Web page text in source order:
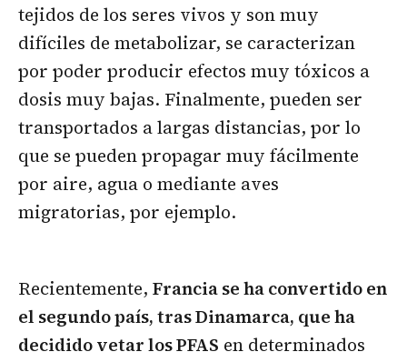
tejidos de los seres vivos y son muy
difíciles de metabolizar, se caracterizan
por poder producir efectos muy tóxicos a
dosis muy bajas. Finalmente, pueden ser
transportados a largas distancias, por lo
que se pueden propagar muy fácilmente
por aire, agua o mediante aves
migratorias, por ejemplo.
Recientemente, Francia se ha convertido en
el segundo país, tras Dinamarca, que ha
decidido vetar los PFAS en determinados